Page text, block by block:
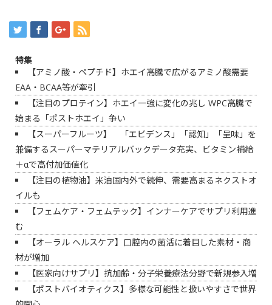
特集
【アミノ酸・ペプチド】ホエイ高騰で広がるアミノ酸需要
EAA・BCAA等が牽引
【注目のプロテイン】ホエイ一強に変化の兆し WPC高騰で
始まる「ポストホエイ」争い
【スーパーフルーツ】 「エビデンス」「認知」「呈味」を
兼備するスーパーマテリアルバックデータ充実、ビタミン補給
＋αで高付加価値化
【注目の植物油】米油国内外で続伸、需要高まるネクストオ
イルも
【フェムケア・フェムテック】インナーケアでサプリ利用進
む
【オーラル ヘルスケア】口腔内の菌活に着目した素材・商
材が増加
【医家向けサプリ】抗加齢・分子栄養療法分野で新規参入増
【ポストバイオティクス】多様な可能性と扱いやすさで世界